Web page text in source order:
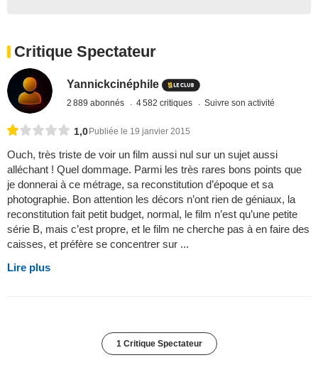
Critique Spectateur
Yannickcinéphile
2 889 abonnés 4 582 critiques Suivre son activité
1,0 Publiée le 19 janvier 2015
Ouch, très triste de voir un film aussi nul sur un sujet aussi
alléchant ! Quel dommage. Parmi les très rares bons points que
je donnerai à ce métrage, sa reconstitution d’époque et sa
photographie. Bon attention les décors n’ont rien de géniaux, la
reconstitution fait petit budget, normal, le film n’est qu’une petite
série B, mais c’est propre, et le film ne cherche pas à en faire des
caisses, et préfère se concentrer sur ...
Lire plus
1 Critique Spectateur